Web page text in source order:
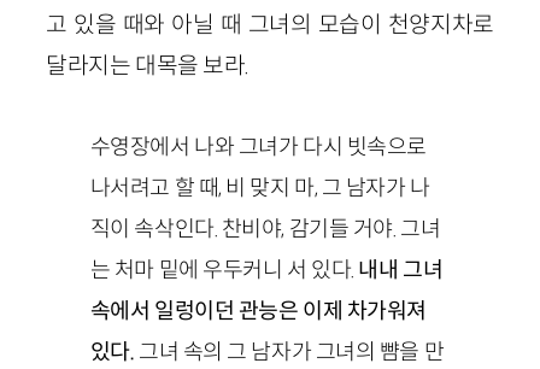
고 있을 때와 아닐 때 그녀의 모습이 천양지차로
달라지는 대목을 보라.
수영장에서 나와 그녀가 다시 빗속으로
나서려고 할 때, 비 맞지 마, 그 남자가 나
직이 속삭인다. 찬비야, 감기들 거야. 그녀
는 처마 밑에 우두커니 서 있다. 내내 그녀
속에서 일렁이던 관능은 이제 차가워져
있다. 그녀 속의 그 남자가 그녀의 뺨을 만